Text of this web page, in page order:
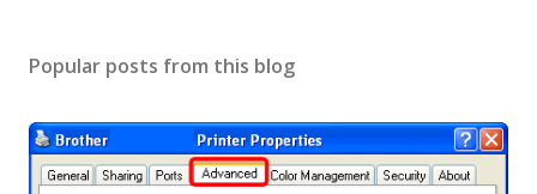
Popular posts from this blog